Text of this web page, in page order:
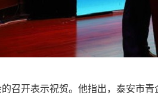
召开表示祝贺。他指出，泰安市